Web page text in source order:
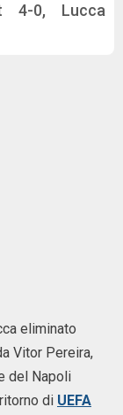
4-0, Lucca
eliminato
Vitor Pereira,
del Napoli
di UEFA